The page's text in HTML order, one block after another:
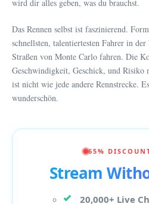
wird dir alles geben, was du brauchst.
Das Rennen selbst ist faszinierend.
schnellsten, talentiertesten Fahrer in
Straßen von Monte Carlo fahren. Die
Geschwindigkeit, Geschick, und Risiko
ist nicht wie jede andere Rennstrecke.
wunderschön.
65%
Stream
20,000+ Live